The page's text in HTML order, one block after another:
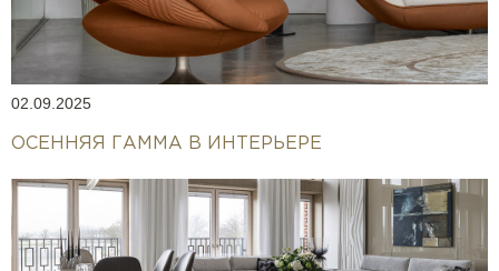
02.09.2025
ОСЕННЯЯ ГАММА В ИНТЕРЬЕРЕ